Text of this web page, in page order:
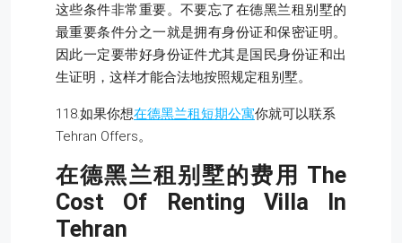
这些条件非常重要。不要忘了在德黑兰租别墅的
最重要条件分之一就是拥有身份证和保密证明。
因此一定要带好身份证件尤其是国民身份证和出
生证明，这样才能合法地按照规定租别墅。
118.如果你想在德黑兰租短期公寓你就可以联系
Tehran Offers。
在德黑兰租别墅的费用 The
Cost Of Renting Villa In
Tehran